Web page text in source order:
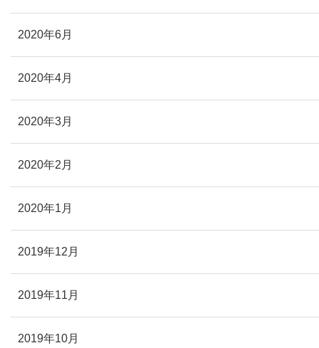
2020年6月
2020年4月
2020年3月
2020年2月
2020年1月
2019年12月
2019年11月
2019年10月